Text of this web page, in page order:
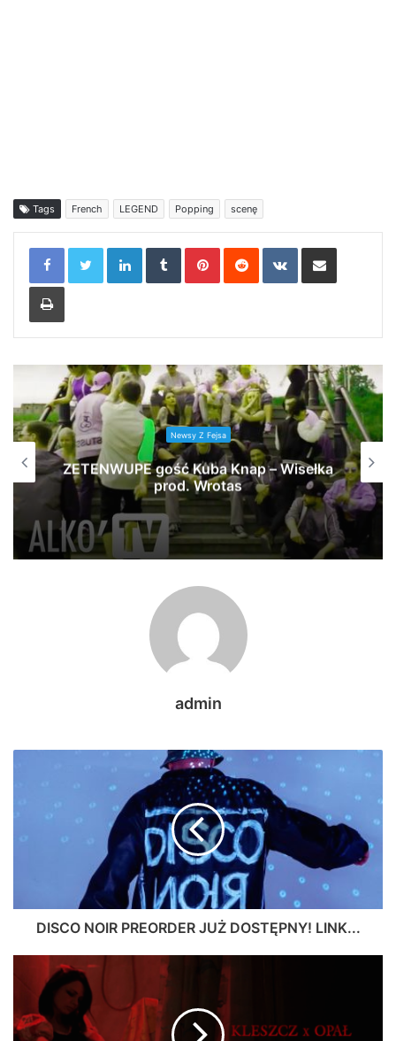
Tags French LEGEND Popping scenę
LinkedInTumblrPinterestReddit VKontakteShare via Email
Print
Newsy Z Fejsa
ZETENWUPE gość Kuba Knap – Wisełka
prod. Wrotas
admin
DISCO NOIR PREORDER JUŻ DOSTĘPNY! LINK...